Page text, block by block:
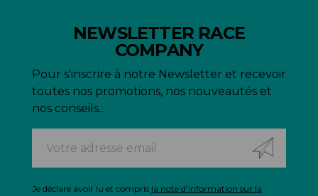
NEWSLETTER RACE
COMPANY
Pour s'inscrire à notre Newsletter et recevoir
toutes nos promotions, nos nouveautés et
nos conseils...
Je déclare avoir lu et compris la note d'information sur la